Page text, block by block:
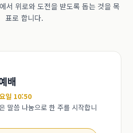
서 위로와 도전을 받도록 돕는 것을 목
표로 합니다.
배
일 10:50
말씀 나눔으로 한 주를 시작합니